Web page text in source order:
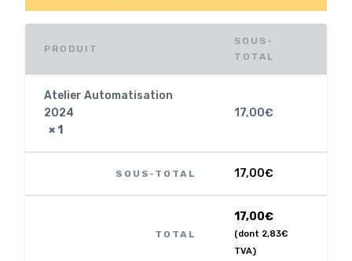
PRODUIT
SOUS-
TOTAL
Atelier Automatisation
2024
× 1
17,00€
SOUS-TOTAL 17,00€
TOTAL
17,00€
(dont 2,83€
TVA)